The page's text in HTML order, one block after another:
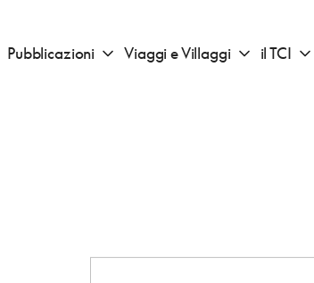
"Consigli di viaggio"
Pubblicazioni Apri sotto menu "Pubblicazioni"
Viaggi e Villaggi Apri sotto
il TCI